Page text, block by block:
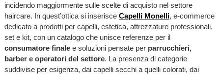
incidendo maggiormente sulle scelte di acquisto nel settore
haircare. In quest’ottica si inserisce Capelli Monelli, e-commerce
dedicato a prodotti per capelli, estetica, attrezzature professionali,
set e kit, con un catalogo che unisce referenze per il
consumatore finalee soluzioni pensate per parrucchieri,
barber e operatori del settore. La presenza di categorie
suddivise per esigenza, dai capelli secchi a quelli colorati, dai